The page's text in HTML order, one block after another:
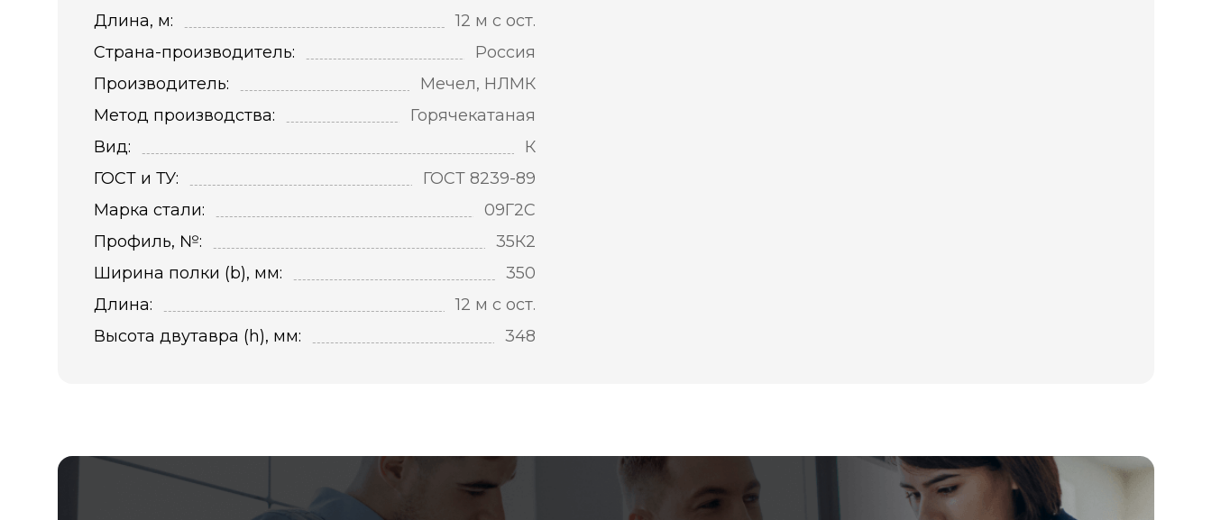
Длина, м:
12 м с ост.
Страна-производитель:
Россия
Производитель:
Мечел, НЛМК
Метод производства:
Горячекатаная
Вид:
К
ГОСТ и ТУ:
ГОСТ 8239-89
Марка стали:
09Г2С
Профиль, №:
35К2
Ширина полки (b), мм:
350
Длина:
12 м с ост.
Высота двутавра (h), мм:
348